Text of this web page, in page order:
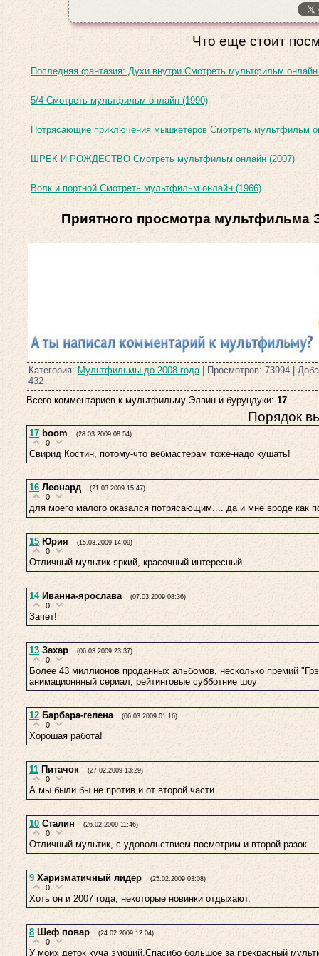
Что еще стоит
Последняя фантазия: Духи внутри Смотреть мультфильм онлайн
5/4 Смотреть мультфильм онлайн (1990)
Потрясающие приключения мышкетеров Смотреть мультфильм
ШРЕК И РОЖДЕСТВО Смотреть мультфильм онлайн (2007)
Волк и портной Смотреть мультфильм онлайн (1966)
Приятного просмотра мультфильма
Категория: Мультфильмы до 2008 года| Просмотров: 73994 |
432
Всего комментариев к мультфильму Элвин и бурундуки: 17
Порядок
17 boom (28.03.2009 08:54)
0
Свирид Костин, потому-что вебмастерам тоже-надо кушать!
16 Леонард (21.03.2009 15:47)
0
для моего малого оказался потрясающим.... да и мне вроде как
15 Юрия (15.03.2009 14:09)
0
Отличный мультик-яркий, красочный интересный
14 Иванна-ярослава (07.03.2009 08:36)
0
Зачет!
13 Захар (06.03.2009 23:37)
0
Более 43 миллионов проданных альбомов, несколько премий
анимационнный сериал, рейтинговые субботние шоу
12 Барбара-гелена (06.03.2009 01:16)
0
Хорошая работа!
11 Питачок (27.02.2009 13:29)
0
А мы были бы не против и от второй части.
10 Сталин (26.02.2009 11:46)
0
Отличный мультик, с удовольствием посмотрим и второй разок.
9 Харизматичный лидер (25.02.2009 03:08)
0
Хоть он и 2007 года, некоторые новинки отдыхают.
8 Шеф повар (24.02.2009 12:04)
0
У моих деток куча эмоций.Спасибо большое за прекрасный